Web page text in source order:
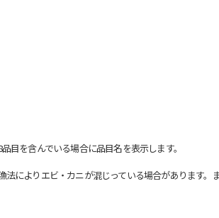
を含んでいる場合に品目名を表示します。
よりエビ・カニが混じっている場合があります。